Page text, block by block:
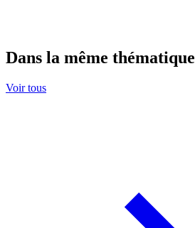
Dans la même thématique
Voir tous